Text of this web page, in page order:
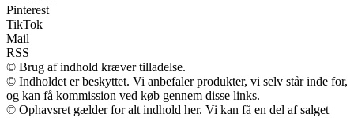
Pinterest
TikTok
Mail
RSS
© Brug af indhold kræver tilladelse.
© Indholdet er beskyttet. Vi anbefaler produkter, vi selv står inde for,
og kan få kommission ved køb gennem disse links.
© Ophavsret gælder for alt indhold her. Vi kan få en del af salget